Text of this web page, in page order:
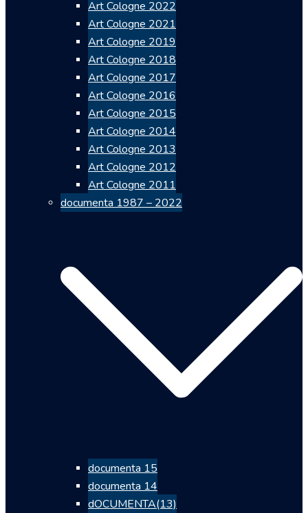
Art Cologne 2022
Art Cologne 2021
Art Cologne 2019
Art Cologne 2018
Art Cologne 2017
Art Cologne 2016
Art Cologne 2015
Art Cologne 2014
Art Cologne 2013
Art Cologne 2012
Art Cologne 2011
documenta 1987 – 2022
documenta 15
documenta 14
dOCUMENTA(13)